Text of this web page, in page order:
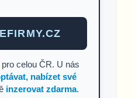
pro celou ČR. U nás
nabízet své
inzerovat zdarma.